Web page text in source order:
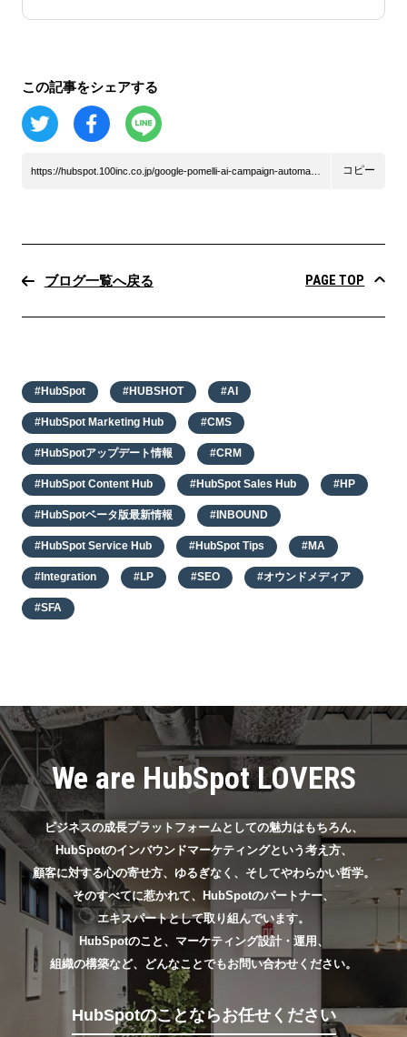
この記事をシェアする
https://hubspot.100inc.co.jp/google-pomelli-ai-campaign-automation コピー
ブログ一覧へ戻る PAGE TOP
#HubSpot #HUBSHOT #AI
#HubSpot Marketing Hub #CMS
#HubSpotアップデート情報 #CRM
#HubSpot Content Hub #HubSpot Sales Hub #HP
#HubSpotベータ版最新情報 #INBOUND
#HubSpot Service Hub #HubSpot Tips #MA
#Integration #LP #SEO #オウンドメディア
#SFA
We are HubSpot LOVERS
ビジネスの成長プラットフォームとしての魅力はもちろん、
HubSpotのインバウンドマーケティングという考え方、
顧客に対する心の寄せ方、ゆるぎなく、そしてやわらかい哲学。
そのすべてに惹かれて、HubSpotのパートナー、
エキスパートとして取り組んでいます。
HubSpotのこと、マーケティング設計・運用、
組織の構築など、どんなことでもお問い合わせください。
HubSpotのことならお任せください